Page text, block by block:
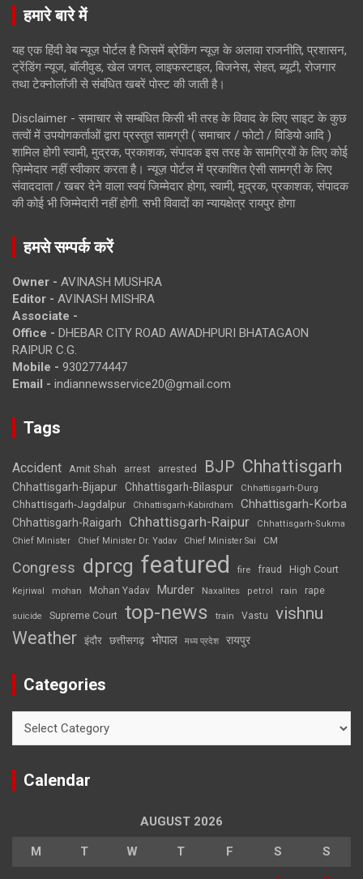
हमारे बारे में
यह एक हिंदी वेब न्यूज़ पोर्टल है जिसमें ब्रेकिंग न्यूज़ के अलावा राजनीति, प्रशासन,
ट्रेंडिंग न्यूज, बॉलीवुड, खेल जगत, लाइफस्टाइल, बिजनेस, सेहत, ब्यूटी, रोजगार
तथा टेक्नोलॉजी से संबंधित खबरें पोस्ट की जाती है।
Disclaimer - समाचार से सम्बंधित किसी भी तरह के विवाद के लिए साइट के कुछ
तत्वों में उपयोगकर्ताओं द्वारा प्रस्तुत सामग्री ( समाचार / फोटो / विडियो आदि )
शामिल होगी स्वामी, मुद्रक, प्रकाशक, संपादक इस तरह के सामग्रियों के लिए कोई
ज़िम्मेदार नहीं स्वीकार करता है। न्यूज़ पोर्टल में प्रकाशित ऐसी सामग्री के लिए
संवाददाता / खबर देने वाला स्वयं जिम्मेदार होगा, स्वामी, मुद्रक, प्रकाशक, संपादक
की कोई भी जिम्मेदारी नहीं होगी. सभी विवादों का न्यायक्षेत्र रायपुर होगा
हमसे सम्पर्क करें
Owner - AVINASH MUSHRA
Editor - AVINASH MISHRA
Associate -
Office - DHEBAR CITY ROAD AWADHPURI BHATAGAON
RAIPUR C.G.
Mobile - 9302774447
Email - indiannewsservice20@gmail.com
Tags
Accident Amit Shah arrest arrested BJP Chhattisgarh
Chhattisgarh-Bijapur Chhattisgarh-Bilaspur Chhattisgarh-Durg
Chhattisgarh-Jagdalpur Chhattisgarh-Kabirdham Chhattisgarh-Korba
Chhattisgarh-Raigarh Chhattisgarh-Raipur
Chhattisgarh-Sukma
Chief Minister
Chief Minister Dr. Yadav Chief Minister Sai CM
Congress dprcg featured fire fraud High Court
Kejriwal mohan Mohan Yadav Murder Naxalites petrol rain rape
suicide Supreme Court top-news train Vastu vishnu
Weather इंदौर छत्तीसगढ़ भोपाल मध्य प्रदेश रायपुर
Categories
Calendar
AUGUST 2026
M T W T F S S